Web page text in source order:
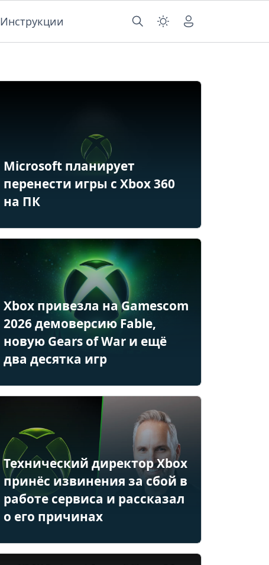
Инструкции
Microsoft планирует
перенести игры с Xbox 360
на ПК
Xbox привезла на Gamescom
2026 демоверсию Fable,
новую Gears of War и ещё
два десятка игр
Технический директор Xbox
принёс извинения за сбой в
работе сервиса и рассказал
о его причинах